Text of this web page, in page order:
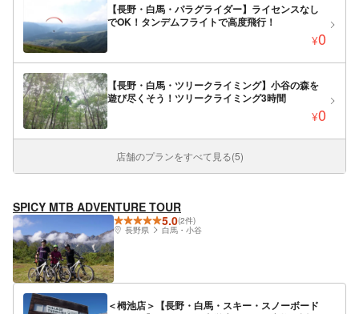
【長野・白馬・パラグライダー】ライセンスなし
でOK！タンデムフライトで高度飛行！
¥0
【長野・白馬・ツリークライミング】小谷の森を
遊び尽くそう！ツリークライミング3時間
¥0
店舗のプランをすべて見る(5)
SPICY MTB ADVENTURE TOUR
5.0(2件)
長野県
白馬・小谷
＜栂池店＞【長野・白馬・スキー・スノーボード